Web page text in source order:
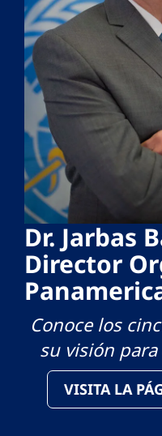
Dr. Jarbas
Director
Conoce los
su visión
VISITA LA